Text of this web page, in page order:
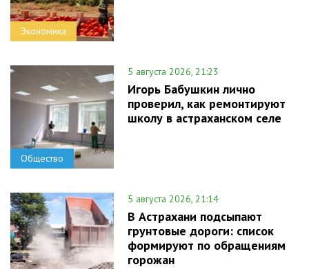
Экономика
Общество
5 августа 2026, 21:23
Игорь Бабушкин лично
проверил, как ремонтируют
школу в астраханском селе
5 августа 2026, 21:14
В Астрахани подсыпают
грунтовые дороги: список
формируют по обращениям
горожан